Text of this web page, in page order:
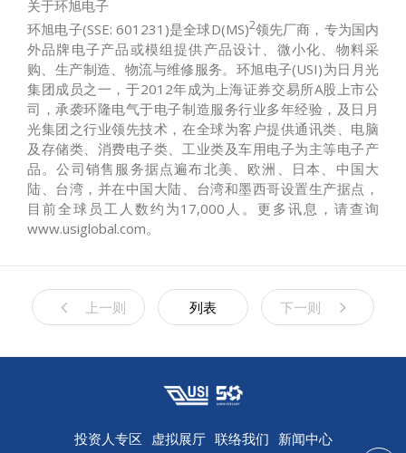
关于环旭电子
环旭电子(SSE: 601231)是全球D(MS)2领先厂商，专为国内
外品牌电子产品或模组提供产品设计、微小化、物料采
购、生产制造、物流与维修服务。环旭电子(USI)为日月光
集团成员之一，于2012年成为上海证券交易所A股上市公
司，承袭环隆电气于电子制造服务行业多年经验，及日月
光集团之行业领先技术，在全球为客户提供通讯类、电脑
及存储类、消费电子类、工业类及车用电子为主等电子产
品。公司销售服务据点遍布北美、欧洲、日本、中国大
陆、台湾，并在中国大陆、台湾和墨西哥设置生产据点，
目前全球员工人数约为17,000人。更多讯息，请查询
www.usiglobal.com。
上一则 列表 下一则
投资人专区 虚拟展厅 联络我们 新闻中心